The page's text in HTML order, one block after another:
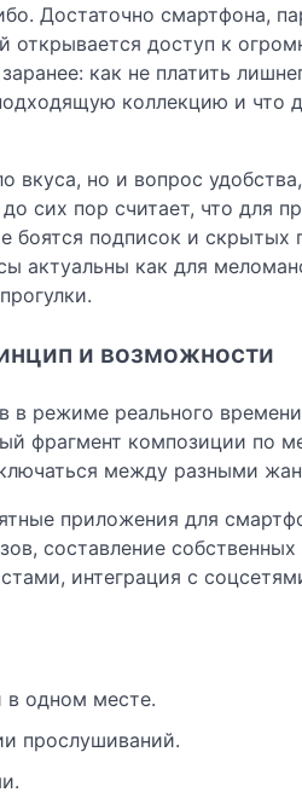
Достаточно смартфона,
открывается доступ к
как не платить
коллекцию и что
вкуса, но и вопрос
пор считает, что для
боятся подписок и скрытых
актуальны как для
и возможности
режиме реального
фрагмент композиции по
между разными
приложения для
составление
интеграция с
в одном месте.
прослушиваний.